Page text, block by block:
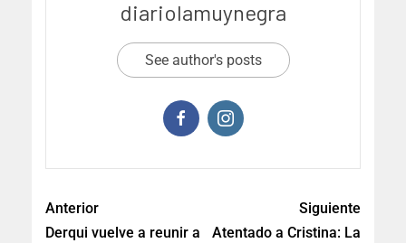
diariolamuynegra
See author's posts
Anterior
Derqui vuelve a reunir a
Siguiente
Atentado a Cristina: La